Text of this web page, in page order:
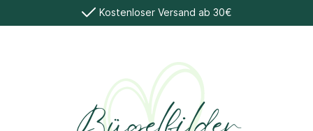
Kostenloser Versand ab 30€